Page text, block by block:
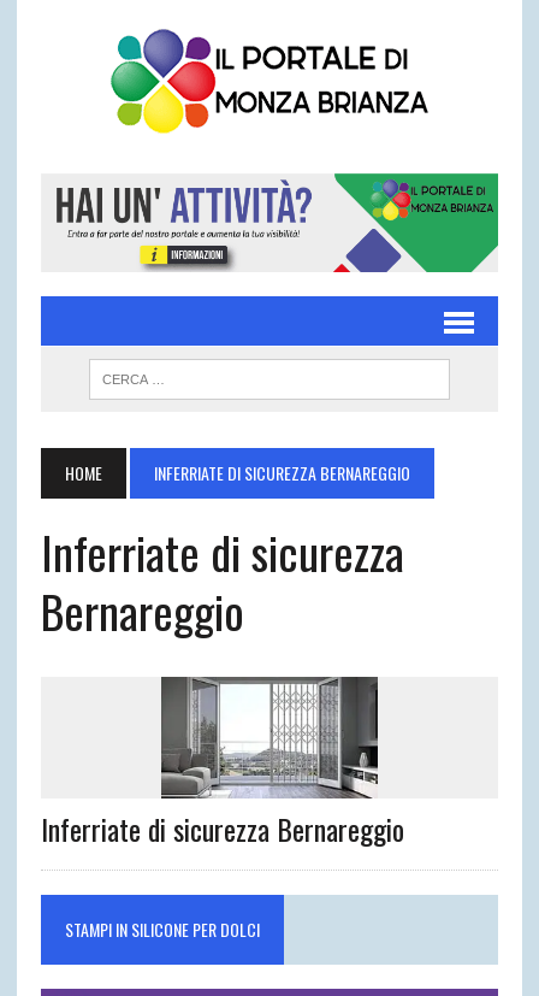
HOME INFERRIATE DI SICUREZZA BERNAREGGIO
Inferriate di sicurezza
Bernareggio
Inferriate di sicurezza Bernareggio
STAMPI IN SILICONE PER DOLCI